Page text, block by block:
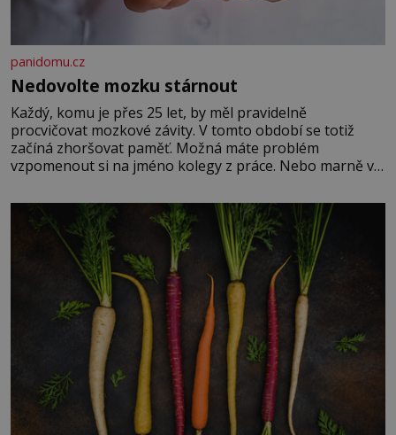
panidomu.cz
Nedovolte mozku stárnout
Každý, komu je přes 25 let, by měl pravidelně
procvičovat mozkové závity. V tomto období se totiž
začíná zhoršovat paměť. Možná máte problém
vzpomenout si na jméno kolegy z práce. Nebo marně v
Je to opravdu tak, s věkem jako kdyby se paměť
rozhodla stávkovat. Cvičte